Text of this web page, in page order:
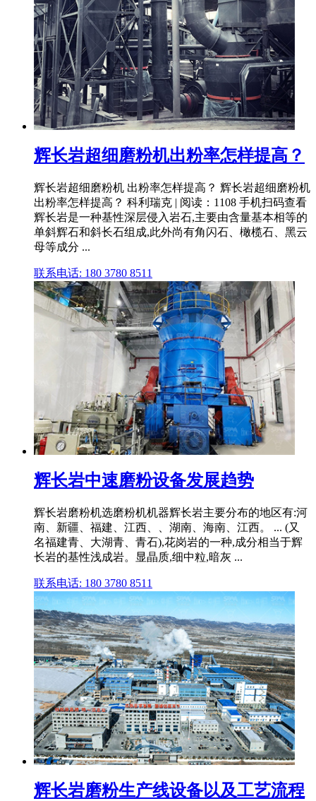
辉长岩超细磨粉机出粉率怎样提高？
辉长岩超细磨粉机 出粉率怎样提高？ 辉长岩超细磨粉机
出粉率怎样提高？ 科利瑞克 | 阅读：1108 手机扫码查看
辉长岩是一种基性深层侵入岩石,主要由含量基本相等的
单斜辉石和斜长石组成,此外尚有角闪石、橄榄石、黑云
母等成分 ...
联系电话: 180 3780 8511
辉长岩中速磨粉设备发展趋势
辉长岩磨粉机选磨粉机机器辉长岩主要分布的地区有:河
南、新疆、福建、江西、、湖南、海南、江西。 ... (又
名福建青、大湖青、青石),花岗岩的一种,成分相当于辉
长岩的基性浅成岩。显晶质,细中粒,暗灰 ...
联系电话: 180 3780 8511
辉长岩磨粉生产线设备以及工艺流程